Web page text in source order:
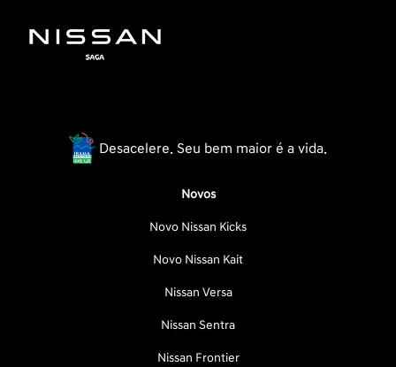
Desacelere. Seu bem maior é a vida.
Novos
Novo Nissan Kicks
Novo Nissan Kait
Nissan Versa
Nissan Sentra
Nissan Frontier